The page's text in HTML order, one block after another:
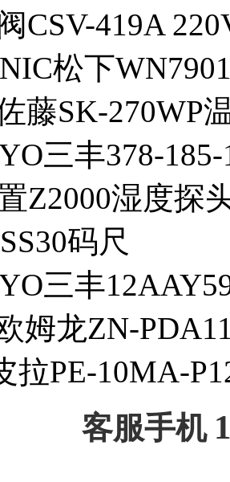
CSV-419A
松下
藤SK-270WP
三丰378-
Z2000湿度探
码尺
三丰
姆龙ZN-
拉PE-10MA-
客服手机